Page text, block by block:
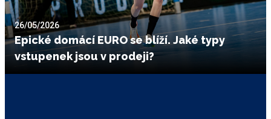
26/05/2026
Epické domácí EURO se blíží. Jaké typy
vstupenek jsou v prodeji?